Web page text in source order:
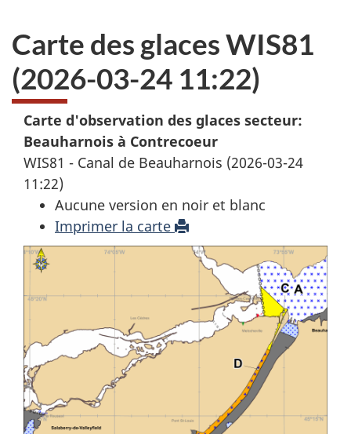
Carte des glaces WIS81
(2026-03-24 11:22)
Carte d'observation des glaces secteur:
Beauharnois à Contrecoeur
WIS81 - Canal de Beauharnois (2026-03-24
11:22)
Aucune version en noir et blanc
Imprimer la carte